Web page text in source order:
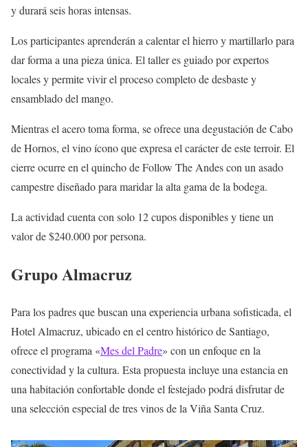
y durará seis horas intensas.
Los participantes aprenderán a calentar el hierro y martillarlo para
dar forma a una pieza única. El taller es guiado por expertos
locales y permite vivir el proceso completo de desbaste y
ensamblado del mango.
Mientras el acero toma forma, se ofrece una degustación de Cabo
de Hornos, el vino ícono que expresa el carácter de este terroir. El
cierre ocurre en el quincho de Follow The Andes con un asado
campestre diseñado para maridar la alta gama de la bodega.
La actividad cuenta con solo 12 cupos disponibles y tiene un
valor de $240.000 por persona.
Grupo Almacruz
Para los padres que buscan una experiencia urbana sofisticada, el
Hotel Almacruz, ubicado en el centro histórico de Santiago,
ofrece el programa «Mes del Padre» con un enfoque en la
conectividad y la cultura. Esta propuesta incluye una estancia en
una habitación confortable donde el festejado podrá disfrutar de
una selección especial de tres vinos de la Viña Santa Cruz.